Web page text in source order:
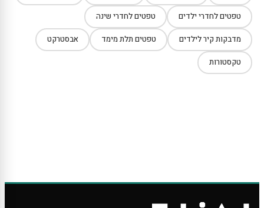
טפטים לחדרי ילדים טפטים לחדרי שינה
מדבקות קיר לילדים טפטים תלת מימד אבסטרקט
טקסטורות